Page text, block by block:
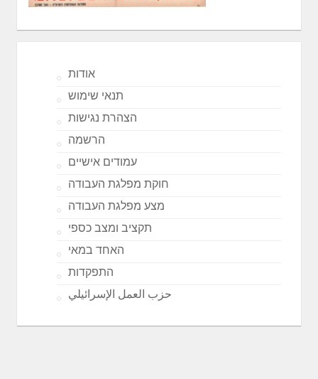
אודות
תנאי שימוש
הצהרת נגישות
הרשמה
עמודים אישיים
חוקת מפלגת העבודה
מצע מפלגת העבודה
תקציב ומצב כספי
האחד במאי
התפקדות
حزب العمل الإسرائيلي